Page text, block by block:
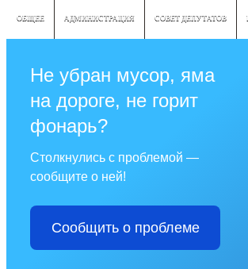
ОБЩЕЕ АДМИНИСТРАЦИЯ СОВЕТ ДЕПУТАТОВ
Не убран мусор, яма
на дороге, не горит
фонарь?
Столкнулись с проблемой —
сообщите о ней!
Сообщить о проблеме